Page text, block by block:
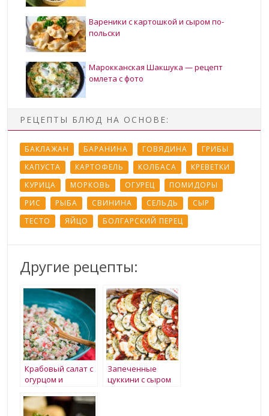
Вареники с картошкой и сыром по-
польски
Марокканская Шакшука — рецепт
омлета с фото
РЕЦЕПТЫ БЛЮД НА ОСНОВЕ:
БАКЛАЖАН БАРАНИНА ГОВЯДИНА
ГРИБЫ
КАПУСТА
КАРТОФЕЛЬ КОЛБАСА
КРЕВЕТКИ
КУРИЦА
МОРКОВЬ ОГУРЕЦ
ПОМИДОРЫ
РИС
РЫБА СВИНИНА СЕЛЬДЬ
СЫР
ТЕСТО
ЯЙЦО БОЛГАРСКИЙ ПЕРЕЦ
Другие рецепты:
Крабовый салат с
огурцом и
Запеченные
цуккини с сыром